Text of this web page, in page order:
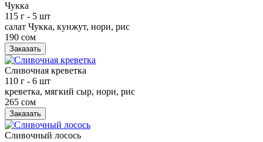
Чукка
115 г - 5 шт
салат Чукка, кунжут, нори, рис
190 сом
Заказать
Сливочная креветка
110 г - 6 шт
креветка, мягкий сыр, нори, рис
265 сом
Заказать
Сливочный лосось